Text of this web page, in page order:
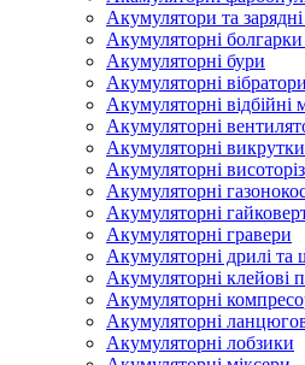
Акумулятори та
Акумуляторні
Акумуляторні бури
Акумуляторні
Акумуляторні відбійні
Акумуляторні
Акумуляторні викрутки
Акумуляторні
Акумуляторні
Акумуляторні
Акумуляторні гравери
Акумуляторні дрилі та
Акумуляторні клейові
Акумуляторні
Акумуляторні
Акумуляторні лобзики